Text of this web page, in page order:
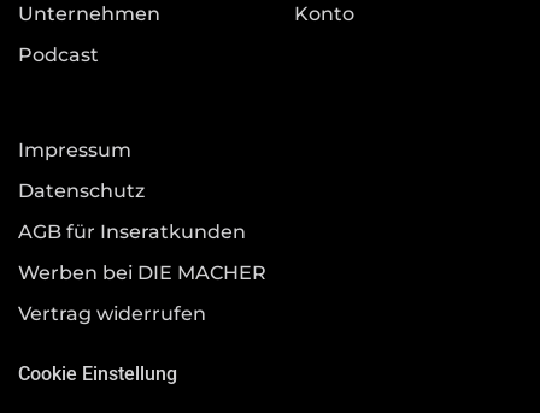
Unternehmen
Podcast
Konto
Impressum
Datenschutz
AGB für Inseratkunden
Werben bei DIE MACHER
Vertrag widerrufen
Cookie Einstellung